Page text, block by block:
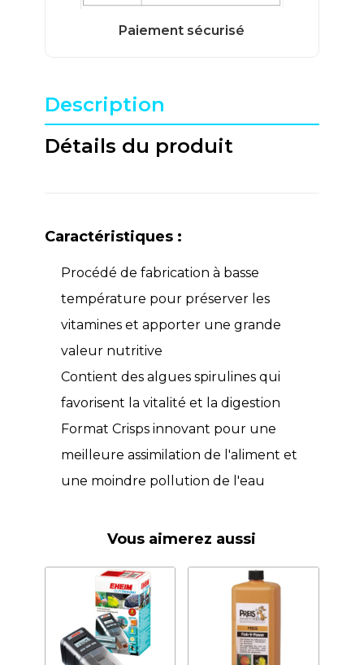
Description
Détails du produit
Caractéristiques :
Procédé de fabrication à basse
température pour préserver les
vitamines et apporter une grande
valeur nutritive
Contient des algues spirulines qui
favorisent la vitalité et la digestion
Format Crisps innovant pour une
meilleure assimilation de l'aliment et
une moindre pollution de l'eau
Vous aimerez aussi